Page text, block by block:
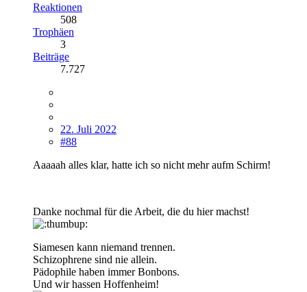
Reaktionen
508
Trophäen
3
Beiträge
7.727
22. Juli 2022
#88
Aaaaah alles klar, hatte ich so nicht mehr aufm Schirm!
Danke nochmal für die Arbeit, die du hier machst!
Siamesen kann niemand trennen.
Schizophrene sind nie allein.
Pädophile haben immer Bonbons.
Und wir hassen Hoffenheim!